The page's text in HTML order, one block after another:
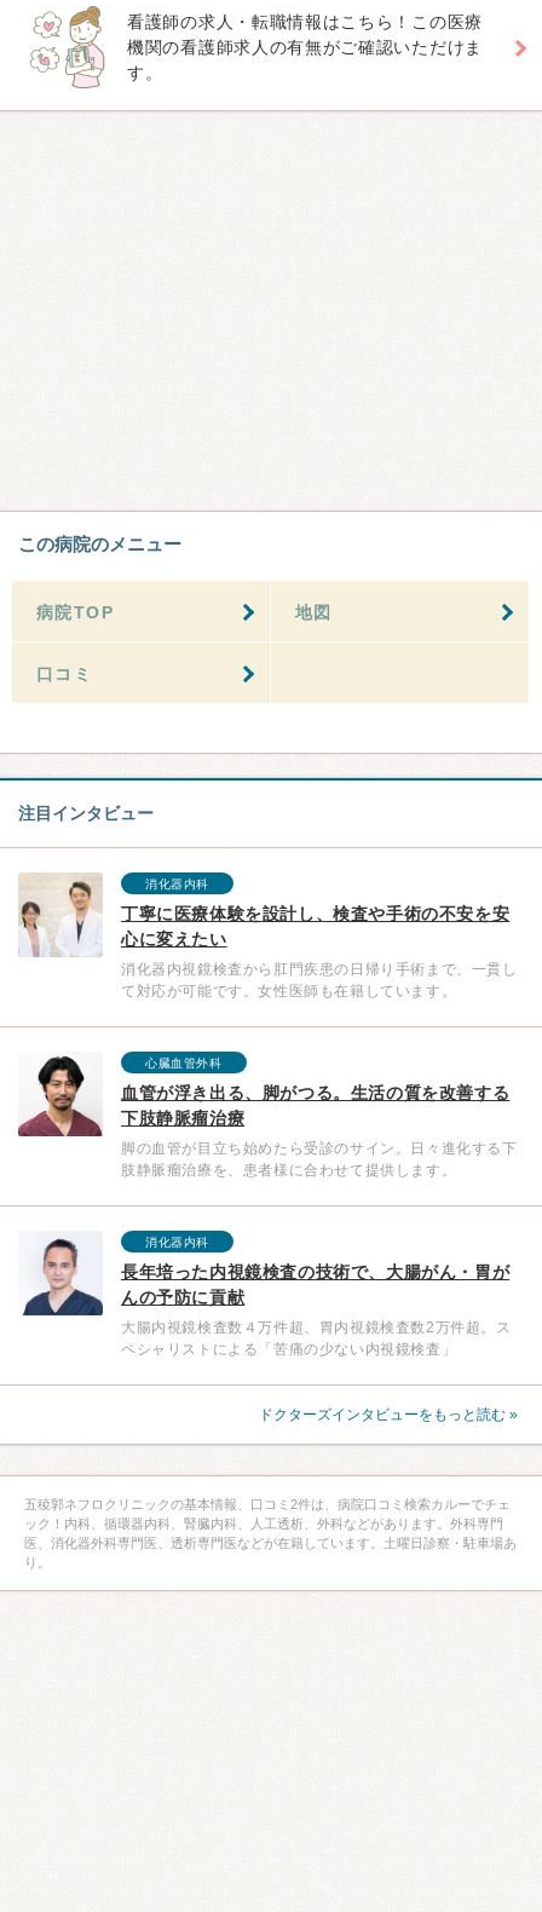
看護師の求人・転職情報はこちら！この医療
機関の看護師求人の有無がご確認いただけま
す。
この病院のメニュー
病院TOP 地図
口コミ
注目インタビュー
消化器内科
丁寧に医療体験を設計し、検査や手術の不安を安
心に変えたい
消化器内視鏡検査から肛門疾患の日帰り手術まで、一貫し
て対応が可能です。女性医師も在籍しています。
心臓血管外科
血管が浮き出る、脚がつる。生活の質を改善する
下肢静脈瘤治療
脚の血管が目立ち始めたら受診のサイン。日々進化する下
肢静脈瘤治療を、患者様に合わせて提供します。
消化器内科
長年培った内視鏡検査の技術で、大腸がん・胃が
んの予防に貢献
大腸内視鏡検査数４万件超、胃内視鏡検査数2万件超。ス
ペシャリストによる「苦痛の少ない内視鏡検査」
ドクターズインタビューをもっと読む »
五稜郭ネフロクリニックの基本情報、口コミ2件は、病院口コミ検索カルーでチェ
ック！内科、循環器内科、腎臓内科、人工透析、外科などがあります。外科専門
医、消化器外科専門医、透析専門医などが在籍しています。土曜日診察・駐車場あ
り。